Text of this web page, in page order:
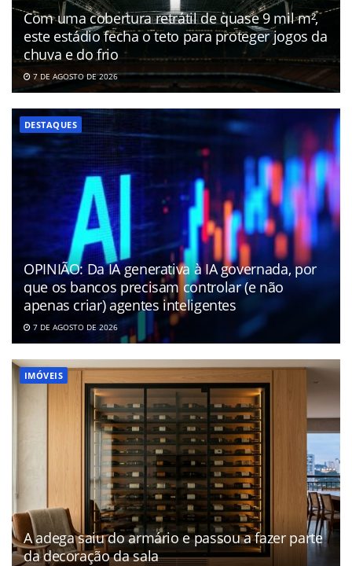
Com uma cobertura retrátil de quase 9 mil m²,
este estádio fecha o teto para proteger jogos da
chuva e do frio
7 DE AGOSTO DE 2026
DESTAQUES
OPINIÃO: Da IA generativa à IA governada, por
que os bancos precisam controlar (e não
apenas criar) agentes inteligentes
7 DE AGOSTO DE 2026
IMÓVEIS
A adega saiu do armário e passou a fazer parte
da decoração da sala